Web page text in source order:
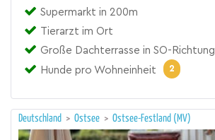
Supermarkt in 200m
Tierarzt im Ort
Große Dachterrasse in SO-Richtung
Hunde pro Wohneinheit
2
Deutschland > Ostsee > Ostsee-Festland (MV)